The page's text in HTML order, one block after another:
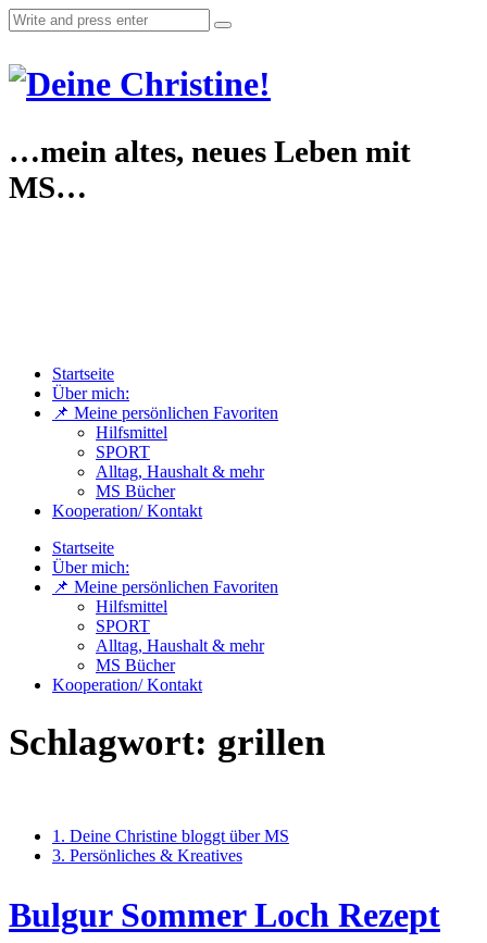
…mein altes, neues Leben mit
MS…
Startseite
Über mich:
📌 Meine persönlichen Favoriten
Hilfsmittel
SPORT
Alltag, Haushalt & mehr
MS Bücher
Kooperation/ Kontakt
Startseite
Über mich:
📌 Meine persönlichen Favoriten
Hilfsmittel
SPORT
Alltag, Haushalt & mehr
MS Bücher
Kooperation/ Kontakt
Schlagwort: grillen
1. Deine Christine bloggt über MS
3. Persönliches & Kreatives
Bulgur Sommer Loch Rezept